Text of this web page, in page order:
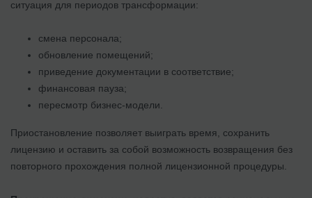
ситуация для периодов трансформации:
смена персонала;
обновление помещений;
приведение документации в соответствие;
финансовая пауза;
пересмотр бизнес-модели.
Приостановление позволяет выиграть время, сохранить
лицензию и оставить за собой возможность возвращения без
повторного прохождения полной лицензионной процедуры.